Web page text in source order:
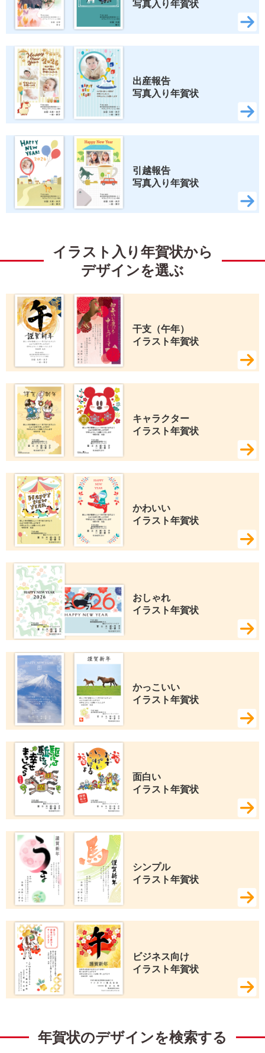
写真入り年賀状
出産報告
写真入り年賀状
引越報告
写真入り年賀状
イラスト入り年賀状から
デザインを選ぶ
干支（午年）
イラスト年賀状
キャラクター
イラスト年賀状
かわいい
イラスト年賀状
おしゃれ
イラスト年賀状
かっこいい
イラスト年賀状
面白い
イラスト年賀状
シンプル
イラスト年賀状
ビジネス向け
イラスト年賀状
年賀状のデザインを検索する